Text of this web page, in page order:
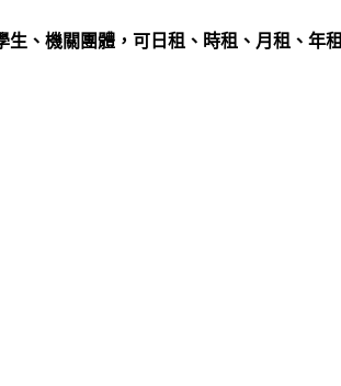
、機關團體，可日租、時租、月租、年租